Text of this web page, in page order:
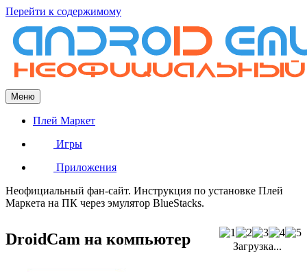
Перейти к содержимому
Меню
Плей Маркет
Игры
Приложения
Неофициальный фан-сайт. Инструкция по установке Плей
Маркета на ПК через эмулятор BlueStacks.
DroidCam на компьютер Загрузка...